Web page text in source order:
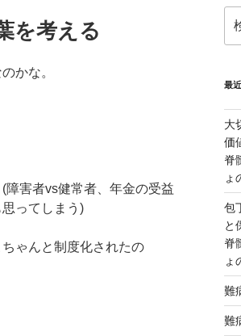
を考える
かな。
害者vs健常者、年金の受益
ってしまう)
ゃんと制度化されたの
索:
最
大
価
脊
ょ
包
と
脊
ょ
難
難